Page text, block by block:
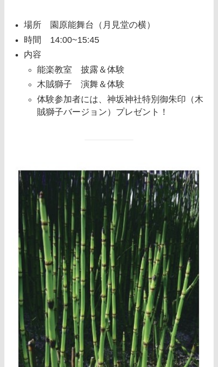
場所 園原能舞台（月見堂の横）
時間 14:00~15:45
内容
能楽教室 披露＆体験
木賊獅子 演舞＆体験
体験参加者には、神坂神社特別御朱印（木
賊獅子バージョン）プレゼント！